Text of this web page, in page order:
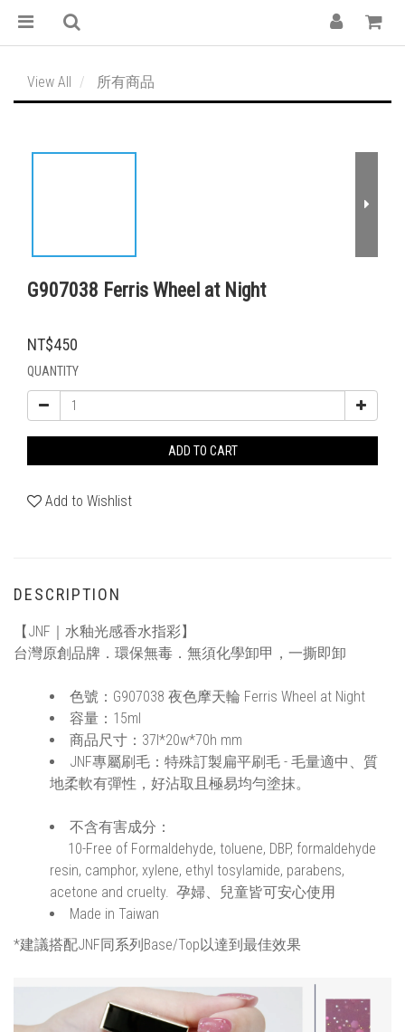
View All 所有商品
G907038 Ferris Wheel at Night
NT$450
QUANTITY
ADD TO CART
Add to Wishlist
DESCRIPTION
【JNF｜水釉光感香水指彩】
台灣原創品牌．環保無毒．無須化學卸甲，一撕即卸
色號：G907038 夜色摩天輪 Ferris Wheel at Night
容量：15ml
商品尺寸：37l*20w*70h mm
JNF專屬刷毛：特殊訂製扁平刷毛 - 毛量適中、質
地柔軟有彈性，好沾取且極易均勻塗抹。
不含有害成分：
10-Free of Formaldehyde, toluene, DBP, formaldehyde
resin, camphor, xylene, ethyl tosylamide, parabens,
acetone and cruelty. 孕婦、兒童皆可安心使用
Made in Taiwan
*建議搭配JNF同系列Base/Top以達到最佳效果